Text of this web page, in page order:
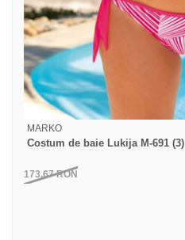
MARKO
Costum de baie Lukija M-691 (3)
173,67RON